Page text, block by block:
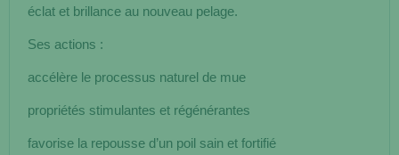
éclat et brillance au nouveau pelage.
Ses actions :
accélère le processus naturel de mue
propriétés stimulantes et régénérantes
favorise la repousse d’un poil sain et fortifié